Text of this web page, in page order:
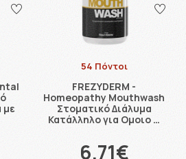
με
54 Πόντοι
FREZYDERM -
Homeopathy Mouthwash
Στοματικό Διάλυμα
Κατάλληλο για Ομοιο …
6.71€